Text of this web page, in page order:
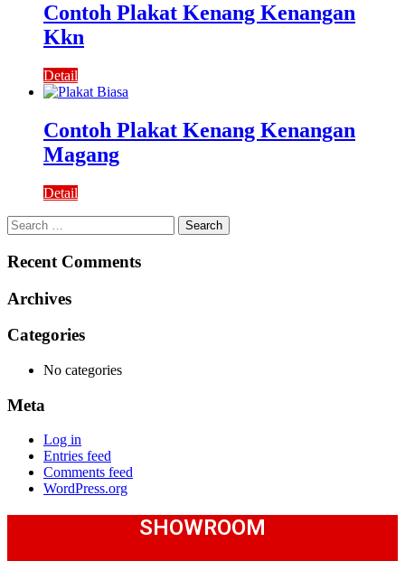
Contoh Plakat Kenang Kenangan
Kkn
Detail
Contoh Plakat Kenang Kenangan
Magang
Detail
Search
for:
Recent Comments
Archives
Categories
No categories
Meta
Log in
Entries feed
Comments feed
WordPress.org
SHOWROOM